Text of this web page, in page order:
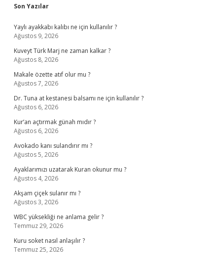
Sidebar
Son Yazılar
Yaylı ayakkabı kalıbı ne için kullanılır ?
Ağustos 9, 2026
Kuveyt Türk Marj ne zaman kalkar ?
Ağustos 8, 2026
Makale özette atıf olur mu ?
Ağustos 7, 2026
Dr. Tuna at kestanesi balsamı ne için kullanılır ?
Ağustos 6, 2026
Kur’an açtırmak günah mıdır ?
Ağustos 6, 2026
Avokado kanı sulandırır mı ?
Ağustos 5, 2026
Ayaklarımızı uzatarak Kuran okunur mu ?
Ağustos 4, 2026
Akşam çiçek sulanır mı ?
Ağustos 3, 2026
WBC yüksekliği ne anlama gelir ?
Temmuz 29, 2026
Kuru soket nasıl anlaşılır ?
Temmuz 25, 2026